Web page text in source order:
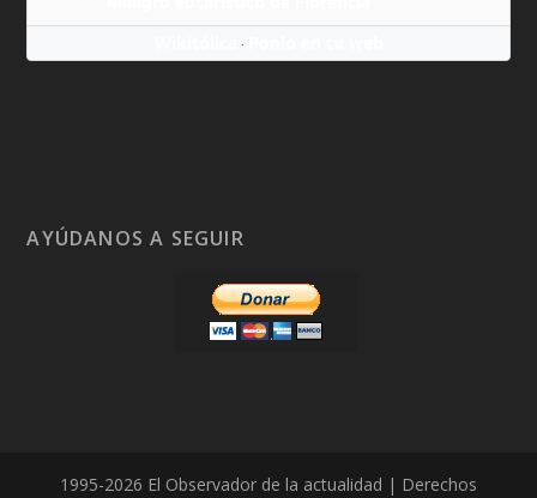
·
AYÚDANOS A SEGUIR
1995-2026 El Observador de la actualidad | Derechos